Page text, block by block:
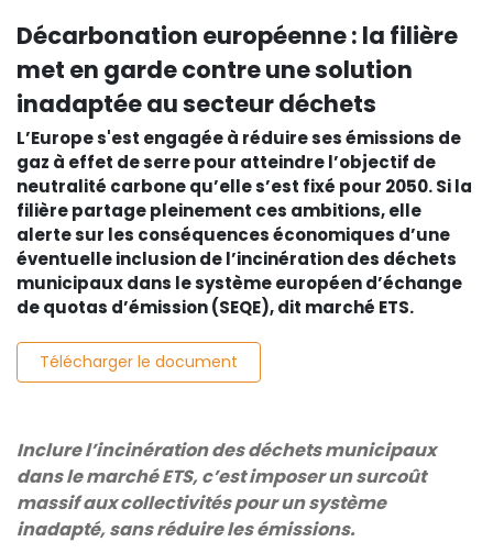
Décarbonation européenne : la filière
met en garde contre une solution
inadaptée au secteur déchets
L’Europe s'est engagée à réduire ses émissions de
gaz à effet de serre pour atteindre l’objectif de
neutralité carbone qu’elle s’est fixé pour 2050. Si la
filière partage pleinement ces ambitions, elle
alerte sur les conséquences économiques d’une
éventuelle inclusion de l’incinération des déchets
municipaux dans le système européen d’échange
de quotas d’émission (SEQE), dit marché ETS.
Télécharger le document
Inclure l’incinération des déchets municipaux
dans le marché ETS, c’est imposer un surcoût
massif aux collectivités pour un système
inadapté, sans réduire les émissions.